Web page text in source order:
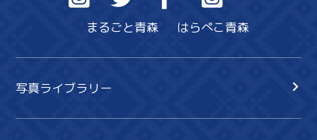
まるごと青森 はらぺこ青森
写真ライブラリー